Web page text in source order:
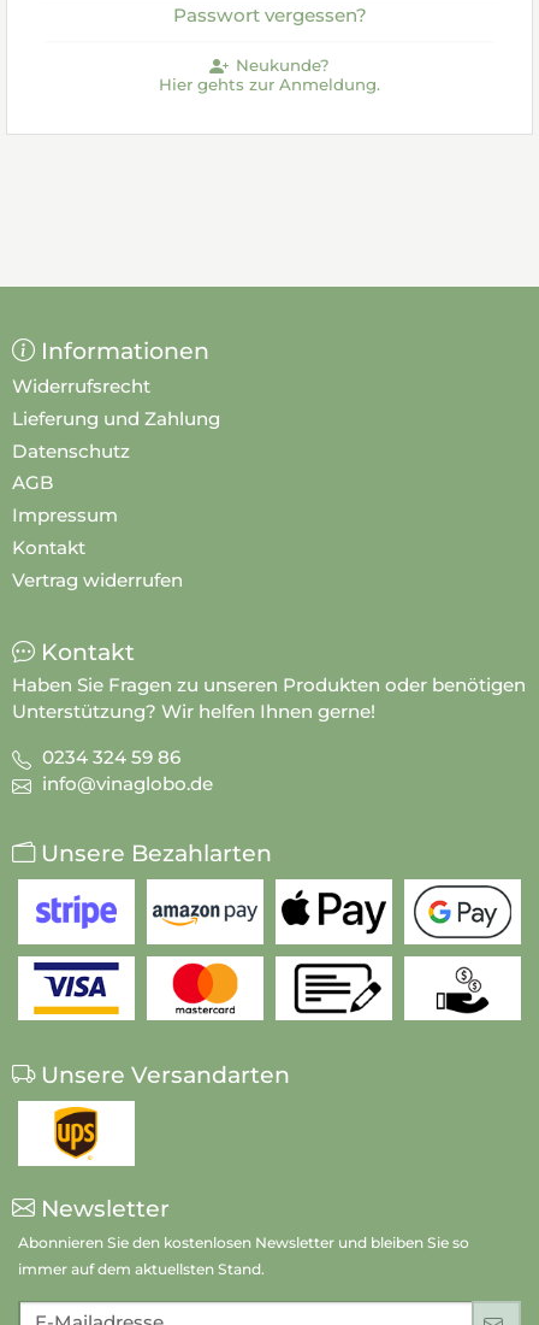
Passwort vergessen?
Neukunde?
Hier gehts zur Anmeldung.
Informationen
Widerrufsrecht
Lieferung und Zahlung
Datenschutz
AGB
Impressum
Kontakt
Vertrag widerrufen
Kontakt
Haben Sie Fragen zu unseren Produkten oder benötigen
Unterstützung? Wir helfen Ihnen gerne!
0234 324 59 86
info@vinaglobo.de
Unsere Bezahlarten
Unsere Versandarten
Newsletter
Abonnieren Sie den kostenlosen Newsletter und bleiben Sie so
immer auf dem aktuellsten Stand.
E-Mailadresse